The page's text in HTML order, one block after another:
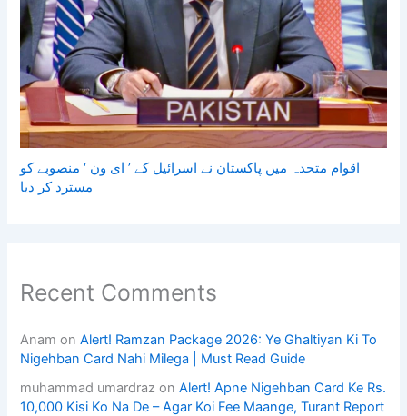
اقوام متحدہ میں پاکستان نے اسرائیل کے ’ ای ون ‘ منصوبے کو
مسترد کر دیا
Recent Comments
Anam onAlert! Ramzan Package 2026: Ye Ghaltiyan Ki To
Nigehban Card Nahi Milega | Must Read Guide
muhammad umardraz onAlert! Apne Nigehban Card Ke Rs.
10,000 Kisi Ko Na De – Agar Koi Fee Maange, Turant Report